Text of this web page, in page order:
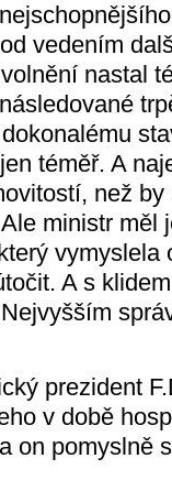
vedením
nastal
téměř. A
než
ministr měl
vymyslela
A s
prezident
v době
on pomyslně